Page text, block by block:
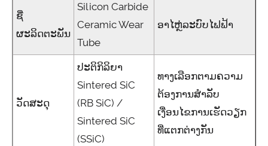
ຊື່
ຜະລິດຕະພັນ
Silicon Carbide
Ceramic Wear
Tube
ອາໄຫຼ່ລະບົບໄຟຟ້າ
ວັດສະດຸ
ປະຕິກິລິຍາ
Sintered SiC
(RB SiC) /
Sintered SiC
(SSiC)
ທາງເລືອກຕາມຄວາມ
ຕ້ອງການສໍາລັບ
ເງື່ອນໄຂການເຮັດວຽກ
ທີ່ແຕກຕ່າງກັນ